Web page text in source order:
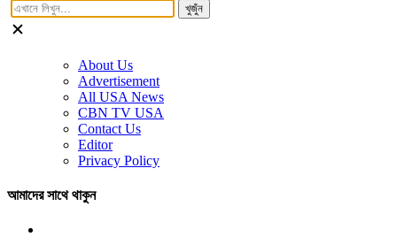
খুজুঁন
About Us
Advertisement
All USA News
CBN TV USA
Contact Us
Editor
Privacy Policy
আমাদের সাথে থাকুন